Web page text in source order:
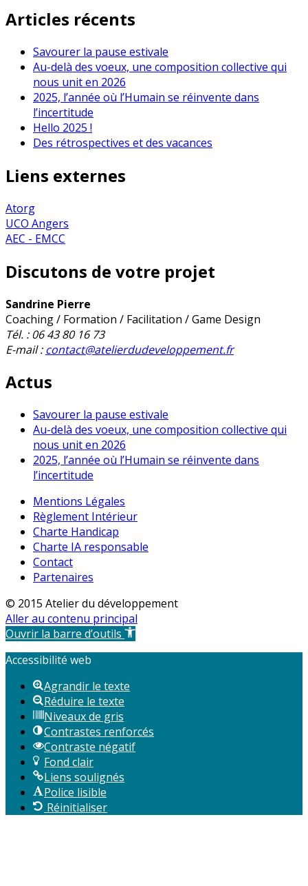
Articles récents
Savourer la pause estivale
Au-delà des voeux, une composition collective qui
nous unit en 2026
2025, l’année où l’Humain se réinvente dans
l’incertitude
Hello 2025 !
Des rétrospectives et des vacances
Liens externes
Atorg
UCO Angers
AEC - EMCC
Discutons de votre projet
Sandrine Pierre
Coaching / Formation / Facilitation / Game Design
Tél. : 06 43 80 16 73
E-mail :contact@atelierdudeveloppement.fr
Actus
Savourer la pause estivale
Au-delà des voeux, une composition collective qui
nous unit en 2026
2025, l’année où l’Humain se réinvente dans
l’incertitude
Mentions Légales
Règlement Intérieur
Charte Handicap
Charte IA responsable
Contact
Partenaires
© 2015 Atelier du développement
Aller au contenu principal
Ouvrir la barre d’outils
Accessibilité web
Agrandir le texte
Réduire le texte
Niveaux de gris
Contrastes renforcés
Contraste négatif
Fond clair
Liens soulignés
Police lisible
Réinitialiser